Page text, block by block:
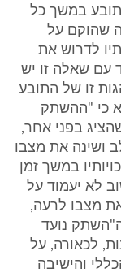
במשך כל
שהוקם על
לדרוש את
עם שאלה זו יש
התנהגות זו של התובע
כי "ההשתק
בפני אחר,
ושינה את מצבו
במשך זמן
לא יעמוד על
את מצבו לרעה,
נועד
לכאורה, על
תורה הכללי והישיבה